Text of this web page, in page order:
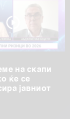
на скапи
ќе се
јавниот